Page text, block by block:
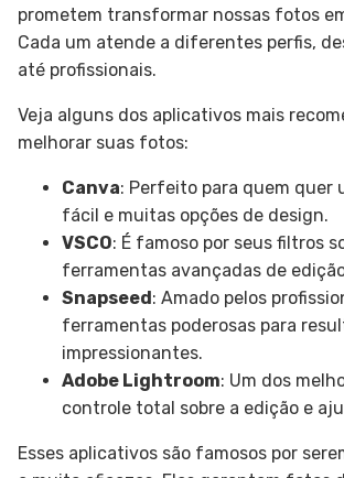
prometem transformar nossas fotos
Cada um atende a diferentes perfis,
até profissionais.
Veja alguns dos aplicativos mais
melhorar suas fotos:
Canva: Perfeito para quem quer
fácil e muitas opções de design.
VSCO: É famoso por seus filtros
ferramentas avançadas de
Snapseed : Amado pelos
ferramentas poderosas para
impressionantes.
Adobe Lightroom: Um dos
controle total sobre a edição e
Esses aplicativos são famosos por